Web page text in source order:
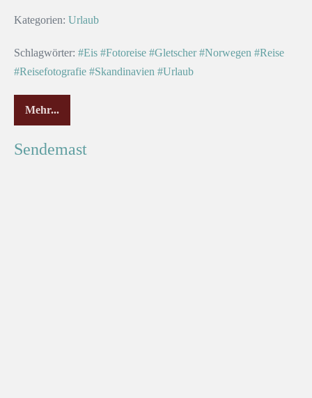
Kategorien: Urlaub
Schlagwörter: #Eis #Fotoreise #Gletscher #Norwegen #Reise
#Reisefotografie #Skandinavien #Urlaub
Mehr...
Sendemast